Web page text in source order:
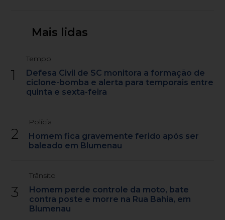
Mais lidas
1
Tempo
Defesa Civil de SC monitora a formação de
ciclone-bomba e alerta para temporais entre
quinta e sexta-feira
2
Polícia
Homem fica gravemente ferido após ser
baleado em Blumenau
3
Trânsito
Homem perde controle da moto, bate
contra poste e morre na Rua Bahia, em
Blumenau